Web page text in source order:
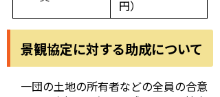
円）
景観協定に対する助成について
一団の土地の所有者などの全員の合意